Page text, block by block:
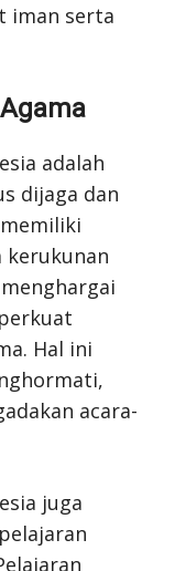
iman serta
adalah
dijaga dan
kerukunan
Hal ini
acara-
juga